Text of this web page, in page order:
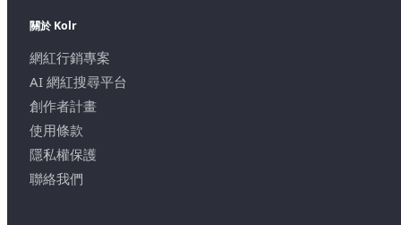
關於 Kolr
網紅行銷專案
AI 網紅搜尋平台
創作者計畫
使用條款
隱私權保護
聯絡我們